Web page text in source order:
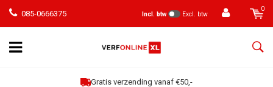
085-0666375 Incl. btw Excl. btw
0
Gratis verzending vanaf €50,-